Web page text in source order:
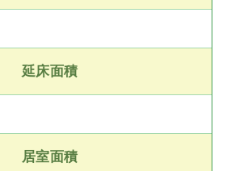
延床面積
居室面積